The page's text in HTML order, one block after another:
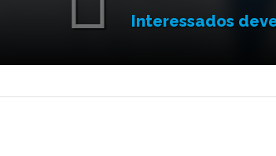
Interessados